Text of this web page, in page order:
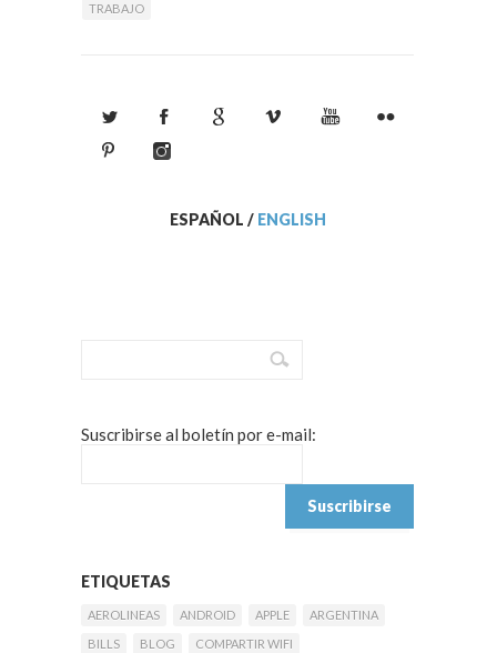
TRABAJO
ESPAÑOL / ENGLISH
Suscribirse al boletín por e-mail:
ETIQUETAS
AEROLINEAS ANDROID APPLE
ARGENTINA
BILLS
BLOG
COMPARTIR WIFI